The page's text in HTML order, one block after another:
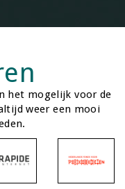
het mogelijk voor de
weer een mooi